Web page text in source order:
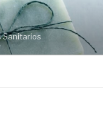
Sanitarios